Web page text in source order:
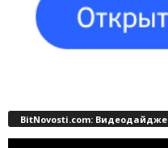
BitNovosti.com: